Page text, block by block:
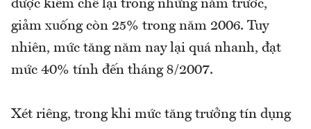
được kiềm chế lại trong những năm trước,
giảm xuống còn 25% trong năm 2006. Tuy
nhiên, mức tăng năm nay lại quá nhanh, đạt
mức 40% tính đến tháng 8/2007.
Xét riêng, trong khi mức tăng trưởng tín dụng